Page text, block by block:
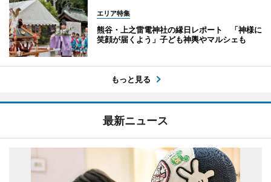
エリア特集
熊谷・上之雷電神社の縁日レポート 「神様に
笑顔が届くよう」子ども神輿やマルシェも
もっと見る
最新ニュース